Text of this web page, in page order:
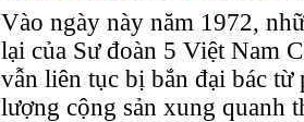
Vào ngày này năm 1972,
lại của Sư đoàn 5 Việt Nam
vẫn liên tục bị bắn đại bác từ
lượng cộng sản xung quanh